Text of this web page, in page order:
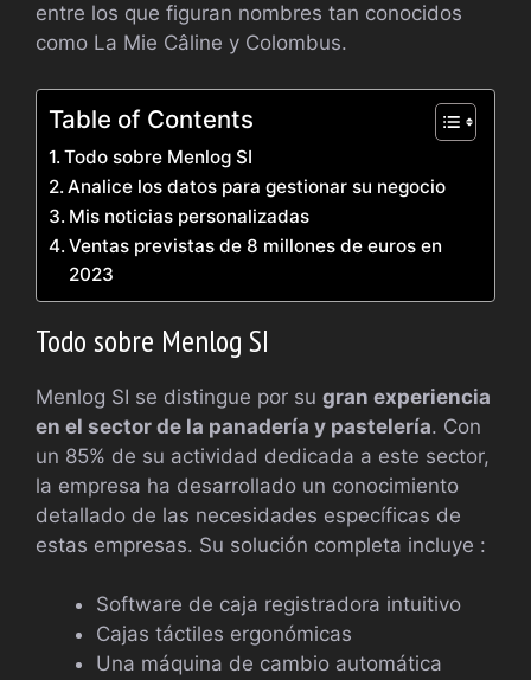
entre los que figuran nombres tan conocidos
como La Mie Câline y Colombus.
Table of Contents
Todo sobre Menlog SI
Analice los datos para gestionar su negocio
Mis noticias personalizadas
Ventas previstas de 8 millones de euros en
2023
Todo sobre Menlog SI
Menlog SI se distingue por su gran experiencia
en el sector de la panadería y pastelería. Con
un 85% de su actividad dedicada a este sector,
la empresa ha desarrollado un conocimiento
detallado de las necesidades específicas de
estas empresas. Su solución completa incluye :
Software de caja registradora intuitivo
Cajas táctiles ergonómicas
Una máquina de cambio automática